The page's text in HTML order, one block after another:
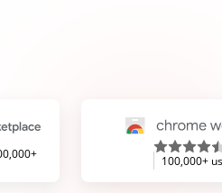
100,000+